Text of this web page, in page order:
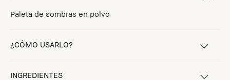
Paleta de sombras en polvo
¿CÓMO USARLO?
INGREDIENTES